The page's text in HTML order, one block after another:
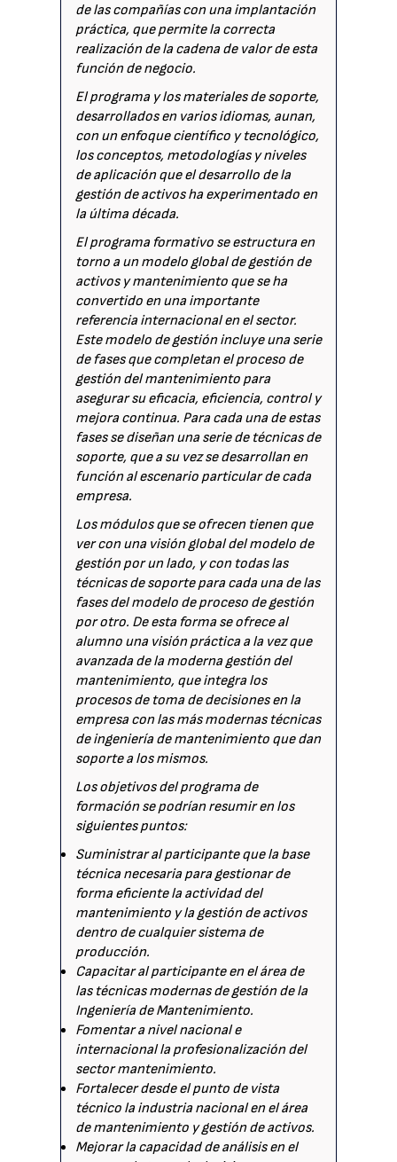
de las compañías con una implantación
práctica, que permite la correcta
realización de la cadena de valor de esta
función de negocio.
El programa y los materiales de soporte,
desarrollados en varios idiomas, aunan,
con un enfoque científico y tecnológico,
los conceptos, metodologías y niveles
de aplicación que el desarrollo de la
gestión de activos ha experimentado en
la última década.
El programa formativo se estructura en
torno a un modelo global de gestión de
activos y mantenimiento que se ha
convertido en una importante
referencia internacional en el sector.
Este modelo de gestión incluye una serie
de fases que completan el proceso de
gestión del mantenimiento para
asegurar su eficacia, eficiencia, control y
mejora continua. Para cada una de estas
fases se diseñan una serie de técnicas de
soporte, que a su vez se desarrollan en
función al escenario particular de cada
empresa.
Los módulos que se ofrecen tienen que
ver con una visión global del modelo de
gestión por un lado, y con todas las
técnicas de soporte para cada una de las
fases del modelo de proceso de gestión
por otro. De esta forma se ofrece al
alumno una visión práctica a la vez que
avanzada de la moderna gestión del
mantenimiento, que integra los
procesos de toma de decisiones en la
empresa con las más modernas técnicas
de ingeniería de mantenimiento que dan
soporte a los mismos.
Los objetivos del programa de
formación se podrían resumir en los
siguientes puntos:
Suministrar al participante que la base
técnica necesaria para gestionar de
forma eficiente la actividad del
mantenimiento y la gestión de activos
dentro de cualquier sistema de
producción.
Capacitar al participante en el área de
las técnicas modernas de gestión de la
Ingeniería de Mantenimiento.
Fomentar a nivel nacional e
internacional la profesionalización del
sector mantenimiento.
Fortalecer desde el punto de vista
técnico la industria nacional en el área
de mantenimiento y gestión de activos.
Mejorar la capacidad de análisis en el